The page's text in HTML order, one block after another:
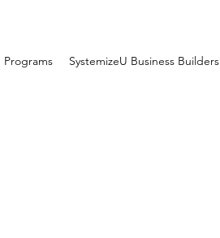
Programs SystemizeU Business Builders